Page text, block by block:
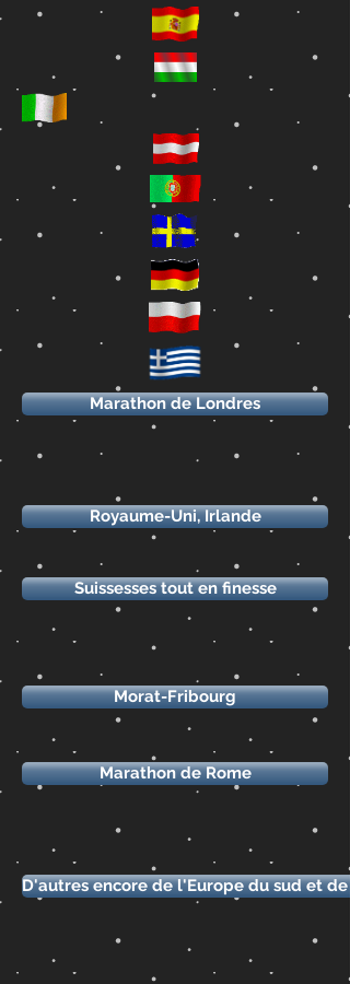
Marathon de Londres
Royaume-Uni, Irlande
Suissesses tout en finesse
Morat-Fribourg
Marathon de Rome
D'autres encore de l'Europe du sud et de